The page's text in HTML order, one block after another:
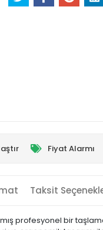
Fiyat Alarmı
Taksit
profesyonel bir